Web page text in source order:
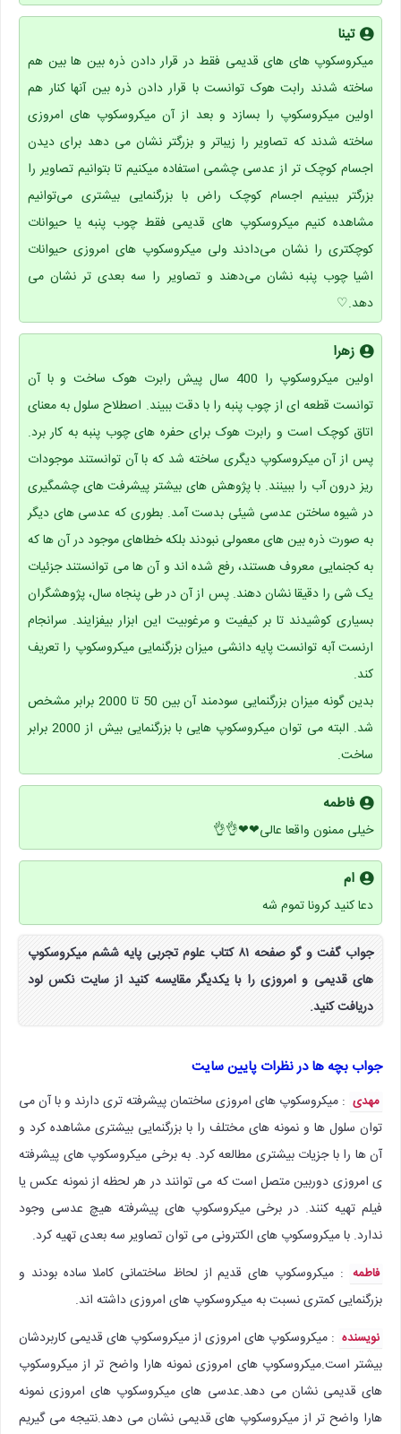
تینا
میکروسکوپ های های قدیمی فقط در قرار دادن ذره بین ها بین هم
ساخته شدند رابت هوک توانست با قرار دادن ذره بین آنها کنار هم
اولین میکروسکوپ را بسازد و بعد از آن میکروسکوپ های امروزی
ساخته شدند که تصاویر را زیباتر و بزرگتر نشان می دهد برای دیدن
اجسام کوچک تر از عدسی چشمی استفاده میکنیم تا بتوانیم تصاویر را
بزرگتر ببینیم اجسام کوچک راض با بزرگنمایی بیشتری می‌توانیم
مشاهده کنیم میکروسکوپ های قدیمی فقط چوب پنبه یا حیوانات
کوچکتری را نشان می‌دادند ولی میکروسکوپ های امروزی حیوانات
اشیا چوب پنبه نشان می‌دهند و تصاویر را سه بعدی تر نشان می
دهد.♡
زهرا
اولین میکروسکوپ را 400 سال پیش رابرت هوک ساخت و با آن
توانست قطعه ای از چوب پنبه را با دقت ببیند. اصطلاح سلول به معنای
اتاق کوچک است و رابرت هوک برای حفره های چوب پنبه به کار برد.
پس از آن میکروسکوپ دیگری ساخته شد که با آن توانستند موجودات
ریز درون آب را ببینند. با پژوهش های بیشتر پیشرفت های چشمگیری
در شیوه ساختن عدسی شیئی بدست آمد. بطوری که عدسی های دیگر
به صورت ذره بین های معمولی نبودند بلکه خطاهای موجود در آن ها که
به کجنمایی معروف هستند، رفع شده اند و آن ها می توانستند جزئیات
یک شی را دقیقا نشان دهند. پس از آن در طی پنجاه سال، پژوهشگران
بسیاری کوشیدند تا بر کیفیت و مرغوبیت این ابزار بیفزایند. سرانجام
ارنست آبه توانست پایه دانشی میزان بزرگنمایی میکروسکوپ را تعریف
کند.
بدین گونه میزان بزرگنمایی سودمند آن بین 50 تا 2000 برابر مشخص
شد. البته می توان میکروسکوپ هایی با بزرگنمایی بیش از 2000 برابر
ساخت.
فاطمه
خیلی ممنون واقعا عالی❤❤👌👌
ام
دعا كنيد كرونا تموم شه
جواب گفت و گو صفحه ۸۱ کتاب علوم تجربی پایه ششم میکروسکوپ
های قدیمی و امروزی را با یکدیگر مقایسه کنید از سایت نکس لود
دریافت کنید.
جواب بچه ها در نظرات پایین سایت
مهدی : میکروسکوپ های امروزی ساختمان پیشرفته تری دارند و با آن می
توان سلول ها و نمونه های مختلف را با بزرگنمایی بیشتری مشاهده کرد و
آن ها را با جزیات بیشتری مطالعه کرد. به برخی میکروسکوپ های پیشرفته
ی امروزی دوربین متصل است که می توانند در هر لحظه از نمونه عکس یا
فیلم تهیه کنند. در برخی میکروسکوپ های پیشرفته هیچ عدسی وجود
ندارد. با میکروسکوپ های الکترونی می توان تصاویر سه بعدی تهیه کرد.
فاطمه : میکروسکوپ های قدیم از لحاظ ساختمانی کاملا ساده بودند و
بزرگنمایی کمتری نسبت به میکروسکوپ های امروزی داشته اند.
نویسنده : ميكروسكوپ هاى امروزى از ميكروسكوپ هاى قديمى كاربردشان
بيشتر است.ميكروسكوپ هاى امروزى نمونه هارا واضح تر از ميكروسكوپ
هاى قديمى نشان مى دهد.عدسى هاى ميكروسكوپ هاى امروزى نمونه
هارا واضح تر از ميكروسكوپ هاى قديمى نشان مى دهد.نتيجه مى گيريم